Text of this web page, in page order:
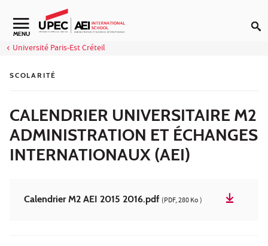
Aller au contenu
Navigation secondaire
MENU
Université Paris-Est Créteil
SCOLARITÉ
CALENDRIER UNIVERSITAIRE M2
ADMINISTRATION ET ÉCHANGES
INTERNATIONAUX (AEI)
Calendrier M2 AEI 2015 2016.pdf (PDF, 280 Ko )